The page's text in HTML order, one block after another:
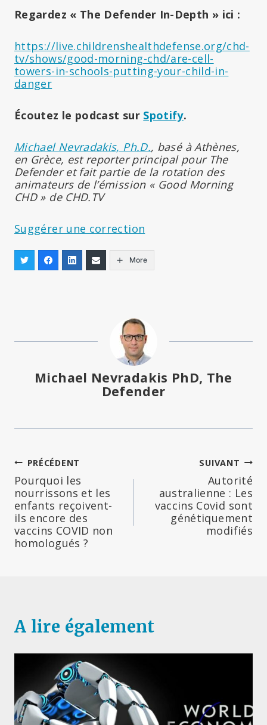
Regardez « The Defender In-Depth » ici :
https://live.childrenshealthdefense.org/chd-
tv/shows/good-morning-chd/are-cell-
towers-in-schools-putting-your-child-in-
danger
Écoutez le podcast sur Spotify.
Michael Nevradakis, Ph.D., basé à Athènes,
en Grèce, est reporter principal pour The
Defender et fait partie de la rotation des
animateurs de l’émission « Good Morning
CHD » de CHD.TV
Suggérer une correction
More
Michael Nevradakis PhD, The
Defender
Navigation
de
l’article
PRÉCÉDENT
Pourquoi les
nourrissons et les
enfants reçoivent-
ils encore des
vaccins COVID non
homologués ?
SUIVANT
Autorité
australienne : Les
vaccins Covid sont
génétiquement
modifiés
A lire également